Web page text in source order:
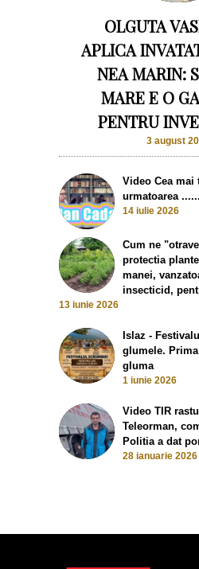
OLGUTA
APLICA
NEA MARIN:
MARE E O
PENTRU
3 august
Video Cea mai
urmatoarea
14 iulie 2026
Cum ne
protectia
manei,
insecticid,
13 iunie 2026
Islaz -
glumele.
gluma
1 iunie 2026
Video TIR
Teleorman,
Politia a dat
28 ianuarie 2026